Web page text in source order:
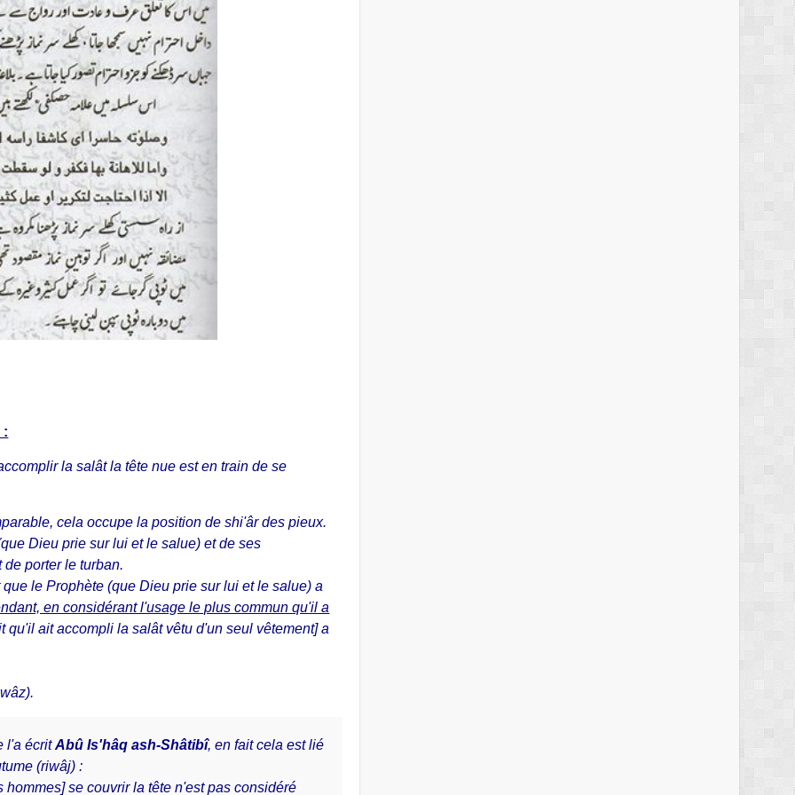
:
la salât la tête nue est en train de se
cela occupe la position de shi'âr des pieux.
Dieu prie sur lui et le salue) et de ses
porter le turban.
le Prophète (que Dieu prie sur lui et le salue) a
en considérant l'usage le plus commun qu'il a
qu'il ait accompli la salât vêtu d'un seul vêtement] a
l'a écritAbû Is'hâq ash-Shâtibî, en fait cela est lié
(riwâj) :
hommes] se couvrir la tête n'est pas considéré